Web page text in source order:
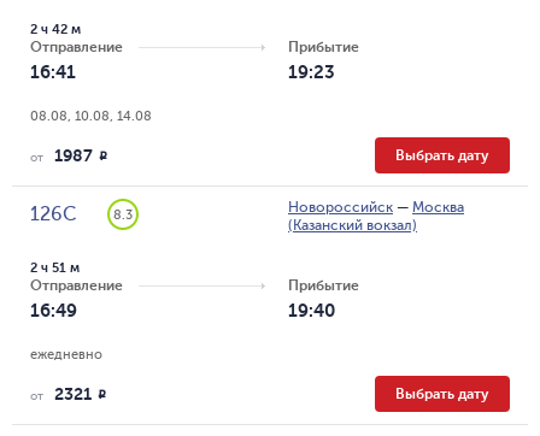
Отправление
16:41
2 ч 42 м
Прибытие
19:23
08.08, 10.08, 14.08
от 1987 R Выбрать дату
126С 8.3 Новороссийск — Москва
(Казанский вокзал)
Отправление
16:49
2 ч 51 м
Прибытие
19:40
ежедневно
от 2321 R Выбрать дату